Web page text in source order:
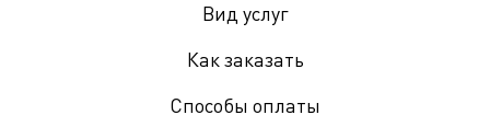
Вид услуг
Как заказать
Способы оплаты